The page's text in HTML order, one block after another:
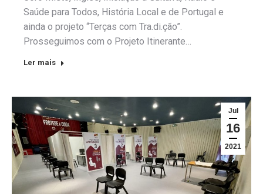
Saúde para Todos, História Local e de Portugal e
ainda o projeto “Terças com Tra.di.ção”.
Prosseguimos com o Projeto Itinerante…
Ler mais
Jul
16
2021